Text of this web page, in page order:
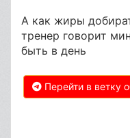
А как жиры
тренер говорит
быть в день
Перейти в ветку